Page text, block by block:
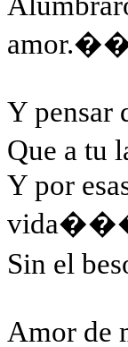
amor.
Y pensar
Que a tu
Y por
vida
Sin el
Amor de